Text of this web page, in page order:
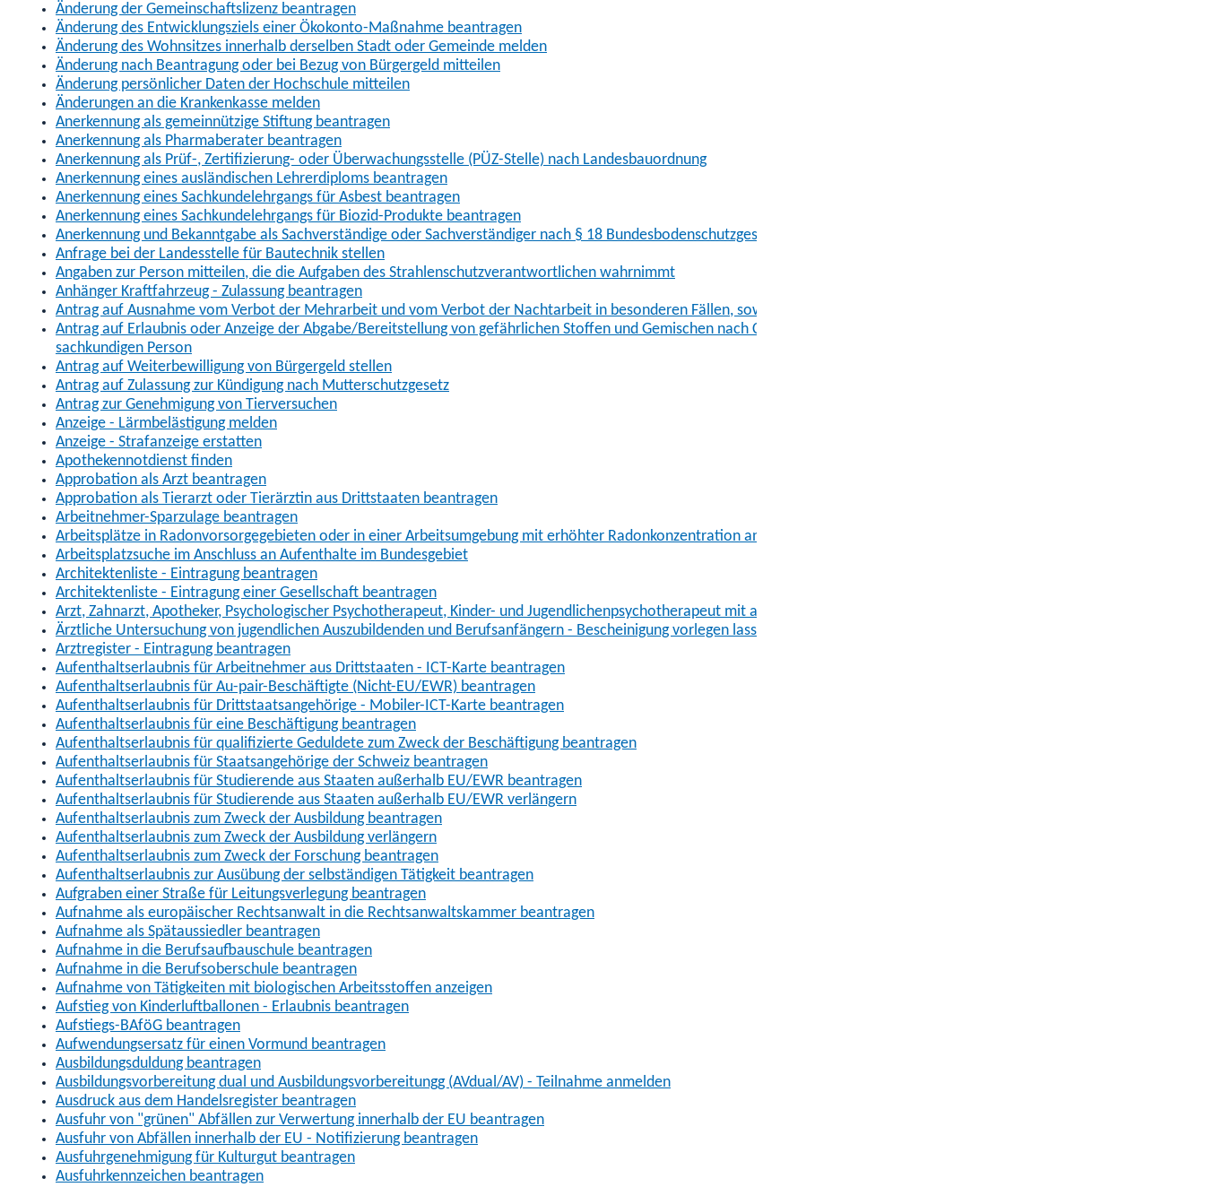
Änderung der Gemeinschaftslizenz beantragen
Änderung des Entwicklungsziels einer Ökokonto-Maßnahme beantragen
Änderung des Wohnsitzes innerhalb derselben Stadt oder Gemeinde melden
Änderung nach Beantragung oder bei Bezug von Bürgergeld mitteilen
Änderung persönlicher Daten der Hochschule mitteilen
Änderungen an die Krankenkasse melden
Anerkennung als gemeinnützige Stiftung beantragen
Anerkennung als Pharmaberater beantragen
Anerkennung als Prüf-, Zertifizierung- oder Überwachungsstelle (PÜZ-Stelle) nach Landesbauordnung
Anerkennung eines ausländischen Lehrerdiploms beantragen
Anerkennung eines Sachkundelehrgangs für Asbest beantragen
Anerkennung eines Sachkundelehrgangs für Biozid-Produkte beantragen
Anerkennung und Bekanntgabe als Sachverständige oder Sachverständiger nach § 18 Bundesbodenschutzgesetz
Anfrage bei der Landesstelle für Bautechnik stellen
Angaben zur Person mitteilen, die die Aufgaben des Strahlenschutzverantwortlichen wahrnimmt
Anhänger Kraftfahrzeug - Zulassung beantragen
Antrag auf Ausnahme vom Verbot der Mehrarbeit und vom Verbot der Nachtarbeit in besonderen Fällen, sowie der Art der Arbeit und dem Arbeitstempo
Antrag auf Erlaubnis oder Anzeige der Abgabe/Bereitstellung von gefährlichen Stoffen und Gemischen nach ChemVerbotsV sowie Änderungsanzeigen bei Wechsel der
sachkundigen Person
Antrag auf Weiterbewilligung von Bürgergeld stellen
Antrag auf Zulassung zur Kündigung nach Mutterschutzgesetz
Antrag zur Genehmigung von Tierversuchen
Anzeige - Lärmbelästigung melden
Anzeige - Strafanzeige erstatten
Apothekennotdienst finden
Approbation als Arzt beantragen
Approbation als Tierarzt oder Tierärztin aus Drittstaaten beantragen
Arbeitnehmer-Sparzulage beantragen
Arbeitsplätze in Radonvorsorgegebieten oder in einer Arbeitsumgebung mit erhöhter Radonkonzentration anmelden
Arbeitsplatzsuche im Anschluss an Aufenthalte im Bundesgebiet
Architektenliste - Eintragung beantragen
Architektenliste - Eintragung einer Gesellschaft beantragen
Arzt, Zahnarzt, Apotheker, Psychologischer Psychotherapeut, Kinder- und Jugendlichenpsychotherapeut mit ausländischer Berufsausbildung – Approbation beantragen
Ärztliche Untersuchung von jugendlichen Auszubildenden und Berufsanfängern - Bescheinigung vorlegen lassen
Arztregister - Eintragung beantragen
Aufenthaltserlaubnis für Arbeitnehmer aus Drittstaaten - ICT-Karte beantragen
Aufenthaltserlaubnis für Au-pair-Beschäftigte (Nicht-EU/EWR) beantragen
Aufenthaltserlaubnis für Drittstaatsangehörige - Mobiler-ICT-Karte beantragen
Aufenthaltserlaubnis für eine Beschäftigung beantragen
Aufenthaltserlaubnis für qualifizierte Geduldete zum Zweck der Beschäftigung beantragen
Aufenthaltserlaubnis für Staatsangehörige der Schweiz beantragen
Aufenthaltserlaubnis für Studierende aus Staaten außerhalb EU/EWR beantragen
Aufenthaltserlaubnis für Studierende aus Staaten außerhalb EU/EWR verlängern
Aufenthaltserlaubnis zum Zweck der Ausbildung beantragen
Aufenthaltserlaubnis zum Zweck der Ausbildung verlängern
Aufenthaltserlaubnis zum Zweck der Forschung beantragen
Aufenthaltserlaubnis zur Ausübung der selbständigen Tätigkeit beantragen
Aufgraben einer Straße für Leitungsverlegung beantragen
Aufnahme als europäischer Rechtsanwalt in die Rechtsanwaltskammer beantragen
Aufnahme als Spätaussiedler beantragen
Aufnahme in die Berufsaufbauschule beantragen
Aufnahme in die Berufsoberschule beantragen
Aufnahme von Tätigkeiten mit biologischen Arbeitsstoffen anzeigen
Aufstieg von Kinderluftballonen - Erlaubnis beantragen
Aufstiegs-BAföG beantragen
Aufwendungsersatz für einen Vormund beantragen
Ausbildungsduldung beantragen
Ausbildungsvorbereitung dual und Ausbildungsvorbereitungg (AVdual/AV) - Teilnahme anmelden
Ausdruck aus dem Handelsregister beantragen
Ausfuhr von "grünen" Abfällen zur Verwertung innerhalb der EU beantragen
Ausfuhr von Abfällen innerhalb der EU - Notifizierung beantragen
Ausfuhrgenehmigung für Kulturgut beantragen
Ausfuhrkennzeichen beantragen